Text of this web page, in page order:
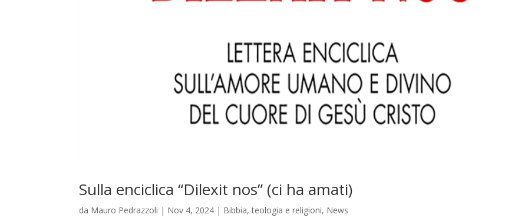
Sulla enciclica “Dilexit nos” (ci ha amati)
da Mauro Pedrazzoli | Nov 4, 2024 | Bibbia, teologia e religioni, News